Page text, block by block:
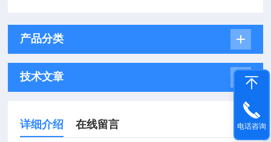
产品分类
技术文章
详细介绍 在线留言 电话咨询